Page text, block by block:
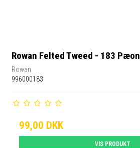
Rowan Felted Tweed - 183 Pæon
Rowan
996000183
99,00 DKK
VIS PRODUKT